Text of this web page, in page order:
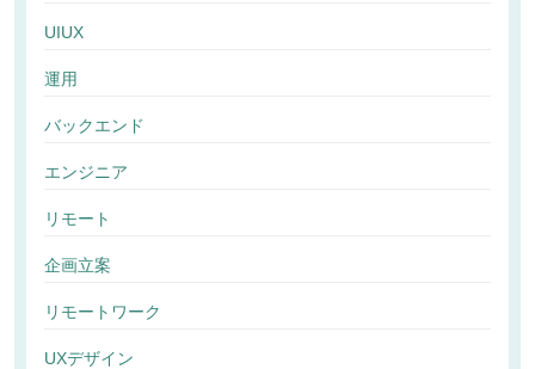
UIUX
運用
バックエンド
エンジニア
リモート
企画立案
リモートワーク
UXデザイン